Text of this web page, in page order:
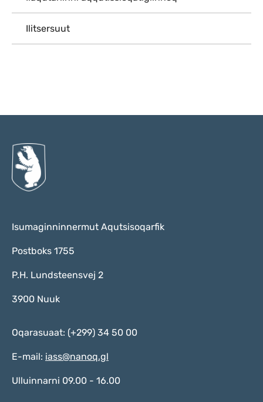
Ilitsersuut
Isumaginninnermut Aqutsisoqarfik
Postboks 1755
P.H. Lundsteensvej 2
3900 Nuuk
Oqarasuaat: (+299) 34 50 00
E-mail: iass@nanoq.gl
Ulluinnarni 09.00 - 16.00